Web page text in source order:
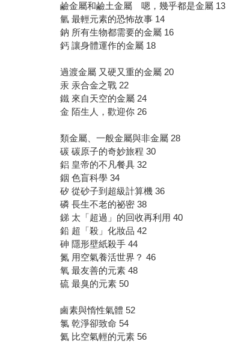
鹼金屬和鹼土金屬 嗯，幾乎都是金屬 13
氫 最輕元素的恐怖故事 14
鈉 所有生物都需要的金屬 16
鈣 讓身體運作的金屬 18
過渡金屬 又硬又重的金屬 20
汞 汞合金之戰 22
鐵 來自天空的金屬 24
金 陌生人，歡迎你 26
類金屬、一般金屬與非金屬 28
碳 碳原子的奇妙旅程 30
鋁 皇帝的不凡餐具 32
銦 色盲科學 34
矽 從砂子到超級計算機 36
磷 長生不老的祕密 38
銻 太「超過」的回收再利用 40
鉛 超「殺」化妝品 42
砷 隱形壁紙殺手 44
氮 用空氣養活世界？ 46
氧 最友善的元素 48
硫 最臭的元素 50
鹵素與惰性氣體 52
氯 乾淨卻致命 54
氦 比空氣輕的元素 56